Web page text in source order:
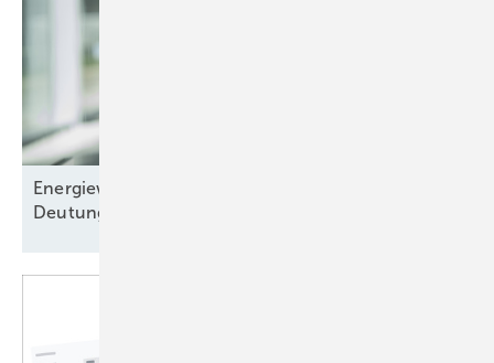
Energiewende-Monitoring: Der Kampf um die
Deutungshoheit